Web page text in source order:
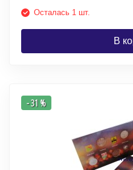
Осталась 1 шт.
В
- 31 %